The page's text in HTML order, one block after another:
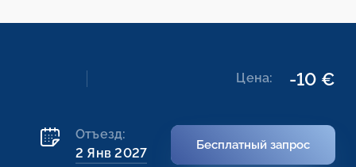
Цена: -10 €
Отъезд:
2 Янв 2027
Бесплатный запрос